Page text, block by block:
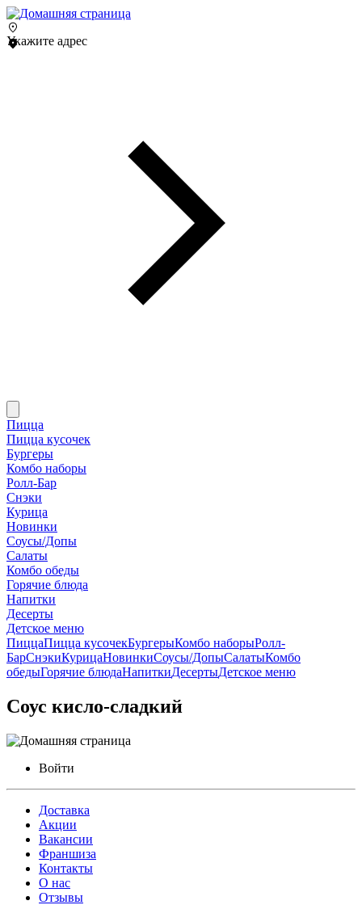
Укажите адрес
Пицца
Пицца кусочек
Бургеры
Комбо наборы
Ролл-Бар
Снэки
Курица
Новинки
Соусы/Допы
Салаты
Комбо обеды
Горячие блюда
Напитки
Десерты
Детское меню
ПиццаПицца кусочекБургерыКомбо наборыРолл-
БарСнэкиКурицаНовинкиСоусы/ДопыСалатыКомбо
обедыГорячие блюдаНапиткиДесертыДетское меню
Соус кисло-сладкий
Войти
Доставка
Акции
Вакансии
Франшиза
Контакты
О нас
Отзывы